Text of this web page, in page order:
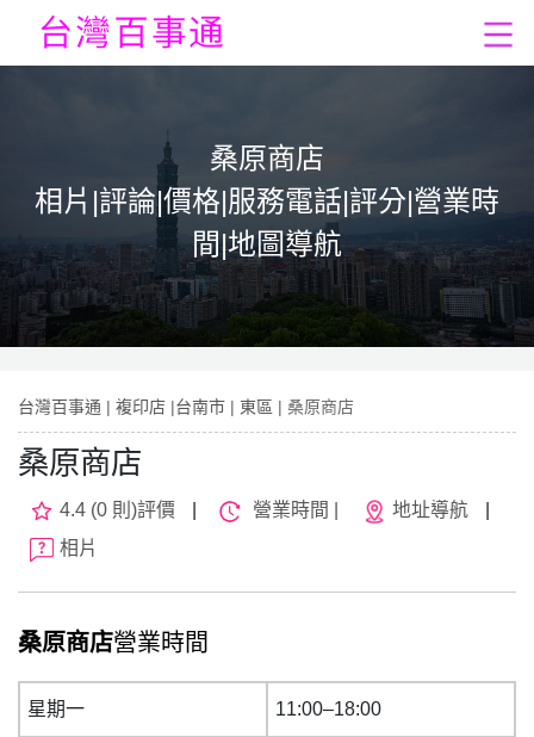
桑原商店
相片|評論|價格|服務電話|評分|營業時
間|地圖導航
台灣百事通 | 複印店 |台南市 | 東區 | 桑原商店
桑原商店
4.4 (0 則)評價 營業時間 | 地址導航
相片
桑原商店營業時間
星期一 11:00–18:00